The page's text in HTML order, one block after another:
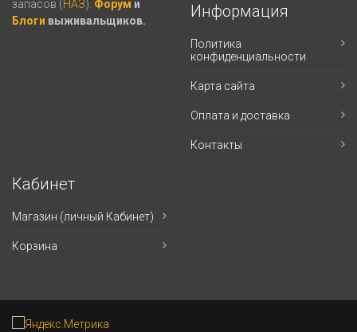
запасов (НАЗ). Форум и
Блоги выживальщиков.
Информация
Политика
конфиденциальности
Карта сайта
Оплата и доставка
Контакты
Кабинет
Магазин (личный Кабинет)
Корзина